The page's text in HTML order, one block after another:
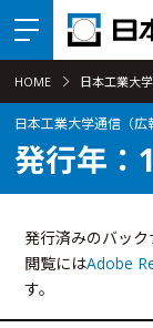
HOME 日本工業大
日本工業大学通信（広
発行年：
発行済みのバック
閲覧にはAdobe
す。